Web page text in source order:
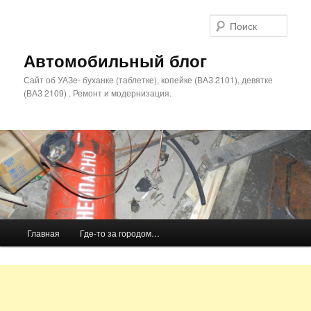
Автомобильный блог
Сайт об УАЗе- буханке (таблетке), копейке (ВАЗ 2101), девятке
(ВАЗ 2109) . Ремонт и модернизация.
Перейти к основному содержимому
Перейти к дополнительному содержимому
Главная Где-то за городом…